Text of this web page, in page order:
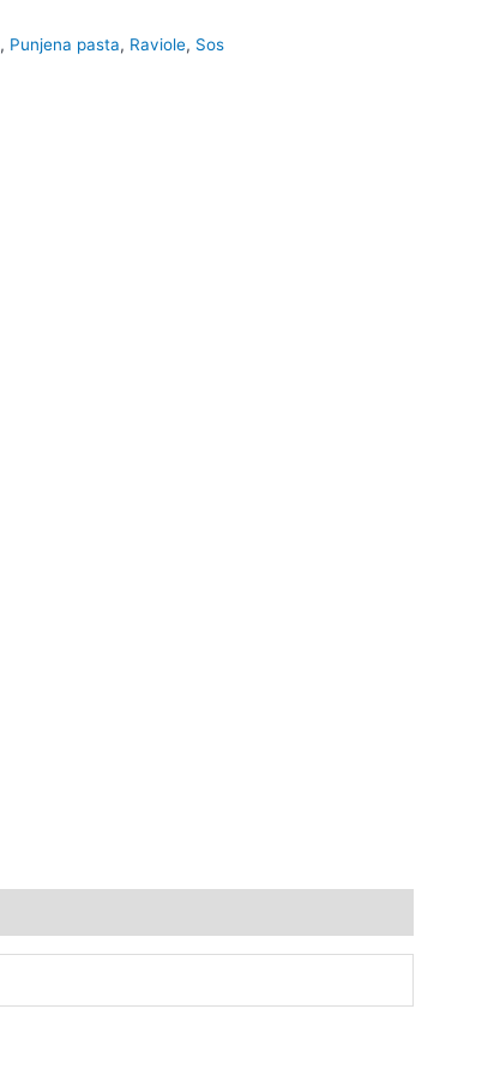
, Punjena pasta, Raviole, Sos